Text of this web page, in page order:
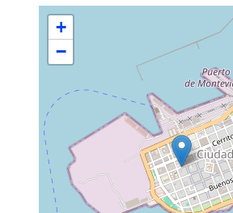
+
−